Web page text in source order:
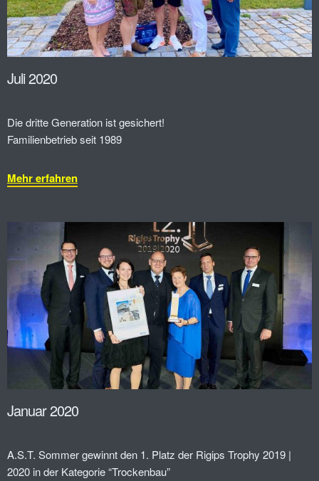
Juli 2020
Die dritte Generation ist gesichert!
Familienbetrieb seit 1989
Mehr erfahren
Januar 2020
A.S.T. Sommer gewinnt den 1. Platz der Rigips Trophy 2019 |
2020 in der Kategorie “Trockenbau”